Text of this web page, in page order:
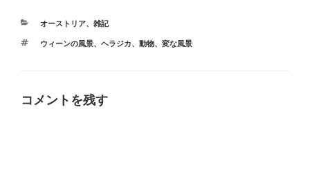
カ
ゴ
オーストリア、 雑記
タ
ウィーンの風景、 ヘラジカ、 動物、 変な風景
コメントを残す